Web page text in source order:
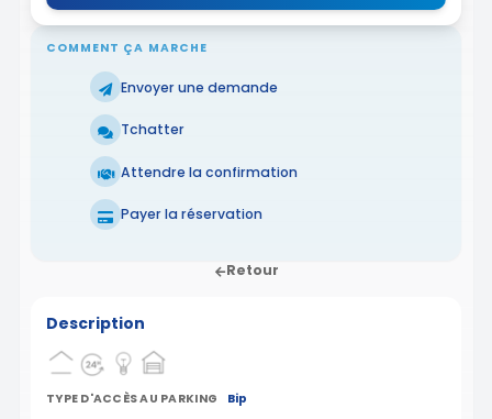
COMMENT ÇA MARCHE
Envoyer une demande
Tchatter
Attendre la confirmation
Payer la réservation
Retour
Description
TYPE D'ACCÈS AU PARKING Bip